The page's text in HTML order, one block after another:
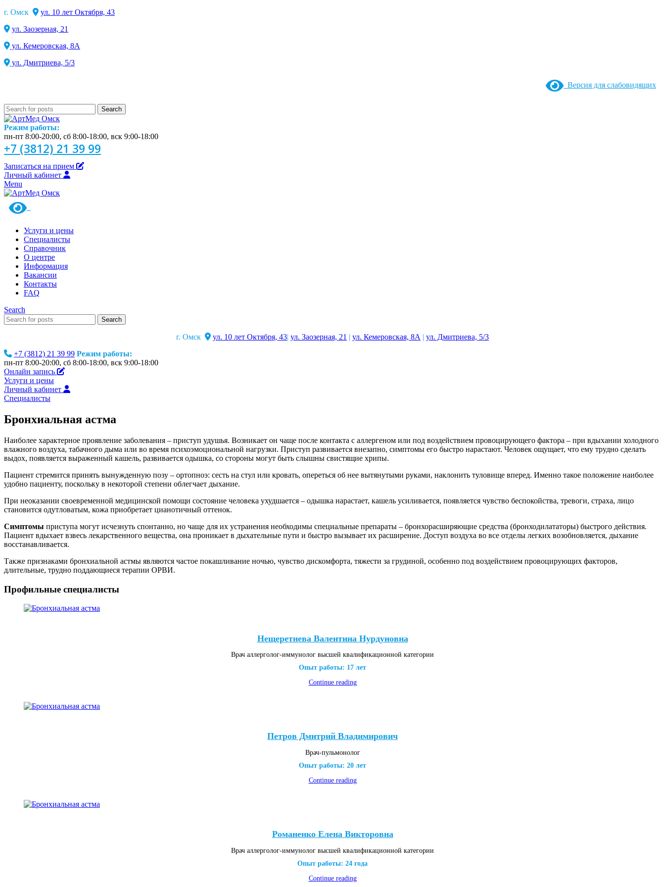
г. Омск
ул. 10 лет Октября, 43
ул. Заозерная, 21
ул. Кемеровская, 8А
ул. Дмитриева, 5/3
Версия для слабовидящих
Search
Режим работы:
пн-пт 8:00-20:00, сб 8:00-18:00, вск 9:00-18:00
+7 (3812) 21 39 99
Записаться на прием
Личный кабинет
Menu
Услуги и цены
Специалисты
Справочник
О центре
Информация
Вакансии
Контакты
FAQ
Search
Search
г. Омск ул. 10 лет Октября, 43| ул. Заозерная, 21 | ул. Кемеровская, 8А | ул. Дмитриева, 5/3
+7 (3812) 21 39 99 Режим работы:
пн-пт 8:00-20:00, сб 8:00-18:00, вск 9:00-18:00
Онлайн запись
Услуги и цены
Личный кабинет
Специалисты
Бронхиальная астма
Наиболее характерное проявление заболевания – приступ удушья. Возникает он чаще после контакта с аллергеном или под воздействием провоцирующего фактора – при вдыхании холодного
влажного воздуха, табачного дыма или во время психоэмоциональной нагрузки. Приступ развивается внезапно, симптомы его быстро нарастают. Человек ощущает, что ему трудно сделать
выдох, появляется выраженный кашель, развивается одышка, со стороны могут быть слышны свистящие хрипы.
Пациент стремится принять вынужденную позу – ортопноэ: сесть на стул или кровать, опереться об нее вытянутыми руками, наклонить туловище вперед. Именно такое положение наиболее
удобно пациенту, поскольку в некоторой степени облегчает дыхание.
При неоказании своевременной медицинской помощи состояние человека ухудшается – одышка нарастает, кашель усиливается, появляется чувство беспокойства, тревоги, страха, лицо
становится одутловатым, кожа приобретает цианотичный оттенок.
Симптомы приступа могут исчезнуть спонтанно, но чаще для их устранения необходимы специальные препараты – бронхорасширяющие средства (бронходилататоры) быстрого действия.
Пациент вдыхает взвесь лекарственного вещества, она проникает в дыхательные пути и быстро вызывает их расширение. Доступ воздуха во все отделы легких возобновляется, дыхание
восстанавливается.
Также признаками бронхиальной астмы являются частое покашливание ночью, чувство дискомфорта, тяжести за грудиной, особенно под воздействием провоцирующих факторов,
длительные, трудно поддающиеся терапии ОРВИ.
Профильные специалисты
Нещеретнева Валентина Нурдуновна
Врач аллерголог-иммунолог высшей квалификационной категории
Опыт работы: 17 лет
Continue reading
Петров Дмитрий Владимирович
Врач-пульмонолог
Опыт работы: 20 лет
Continue reading
Романенко Елена Викторовна
Врач аллерголог-иммунолог высшей квалификационной категории
Опыт работы: 24 года
Continue reading